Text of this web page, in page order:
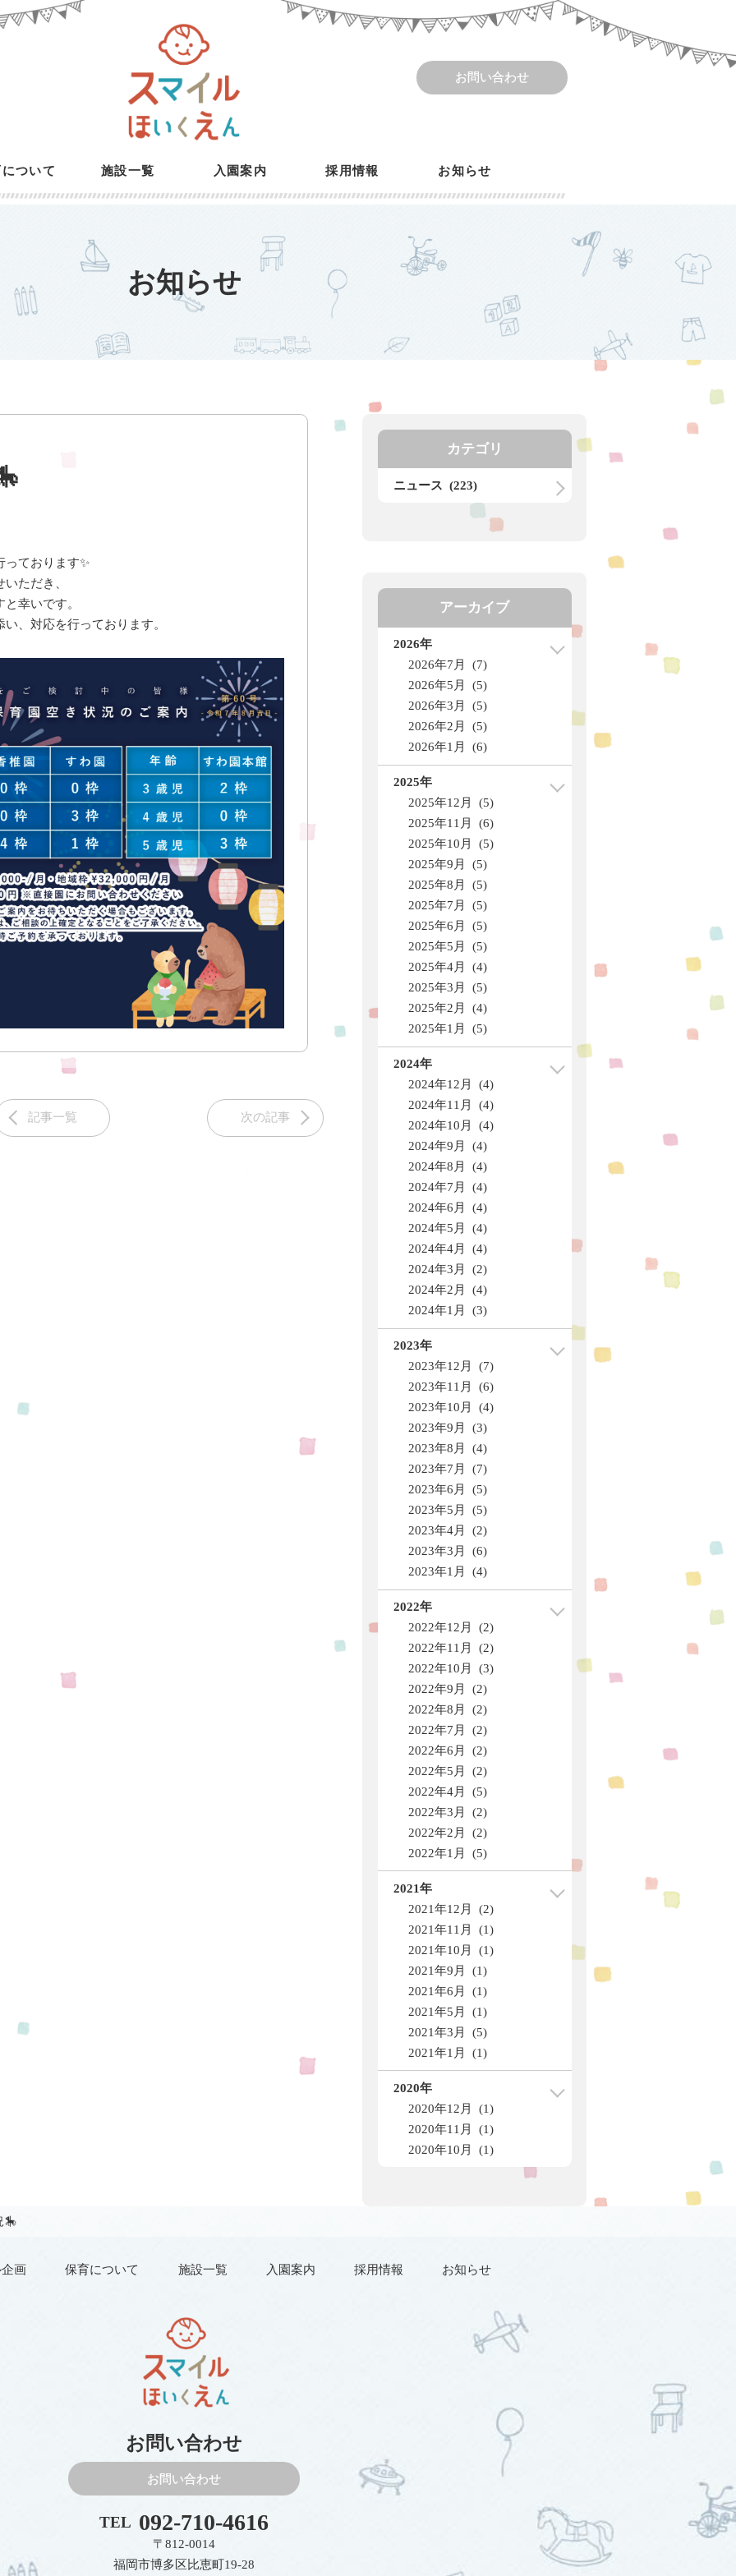
お問い合わせ
ついて 施設一覧 入園案内 採用情報 お知らせ
お知らせ
ております✨
ただき、
幸いです。
、対応を行っております。
記事一覧 次の記事
カテゴリ
ニュース (223)
アーカイブ
2026年
2026年7月 (7)
2026年5月 (5)
2026年3月 (5)
2026年2月 (5)
2026年1月 (6)
2025年
2025年12月 (5)
2025年11月 (6)
2025年10月 (5)
2025年9月 (5)
2025年8月 (5)
2025年7月 (5)
2025年6月 (5)
2025年5月 (5)
2025年4月 (4)
2025年3月 (5)
2025年2月 (4)
2025年1月 (5)
2024年
2024年12月 (4)
2024年11月 (4)
2024年10月 (4)
2024年9月 (4)
2024年8月 (4)
2024年7月 (4)
2024年6月 (4)
2024年5月 (4)
2024年4月 (4)
2024年3月 (2)
2024年2月 (4)
2024年1月 (3)
2023年
2023年12月 (7)
2023年11月 (6)
2023年10月 (4)
2023年9月 (3)
2023年8月 (4)
2023年7月 (7)
2023年6月 (5)
2023年5月 (5)
2023年4月 (2)
2023年3月 (6)
2023年1月 (4)
2022年
2022年12月 (2)
2022年11月 (2)
2022年10月 (3)
2022年9月 (2)
2022年8月 (2)
2022年7月 (2)
2022年6月 (2)
2022年5月 (2)
2022年4月 (5)
2022年3月 (2)
2022年2月 (2)
2022年1月 (5)
2021年
2021年12月 (2)
2021年11月 (1)
2021年10月 (1)
2021年9月 (1)
2021年6月 (1)
2021年5月 (1)
2021年3月 (5)
2021年1月 (1)
2020年
2020年12月 (1)
2020年11月 (1)
2020年10月 (1)
🎠
画 保育について 施設一覧 入園案内 採用情報 お知らせ
お問い合わせ
お問い合わせ
TEL 092-710-4616
〒812-0014
福岡市博多区比恵町19-28